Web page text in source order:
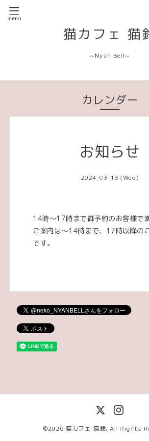
猫カフェ 猫
~Nyan Bell~
カレンダー
お知らせ
2024-03-13 (Wed)
14時〜17時まで御予約のお客様で満
ご案内は〜14時まで、17時以降の
です。
©2026 猫カフェ 猫鈴. All Rights